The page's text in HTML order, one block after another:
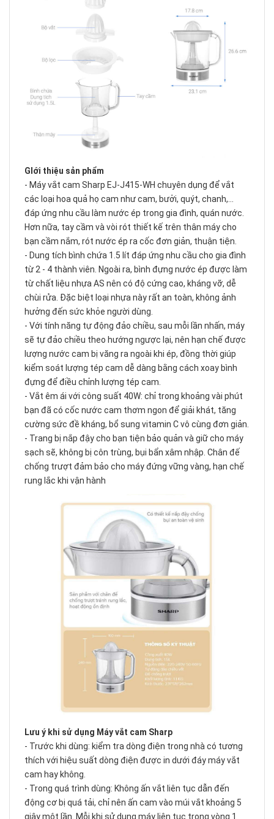
GIới thiệu sản phẩm
- Máy vắt cam Sharp EJ-J415-WH chuyên dụng để vắt
các loại hoa quả họ cam như cam, bưởi, quýt, chanh,...
đáp ứng nhu cầu làm nước ép trong gia đình, quán nước.
Hơn nữa, tay cầm và vòi rót thiết kế trên thân máy cho
bạn cầm nắm, rót nước ép ra cốc đơn giản, thuận tiện.
- Dung tích bình chứa 1.5 lít đáp ứng nhu cầu cho gia đình
từ 2 - 4 thành viên. Ngoài ra, bình đựng nước ép được làm
từ chất liệu nhựa AS nên có độ cứng cao, kháng vỡ, dễ
chùi rửa. Đặc biệt loại nhựa này rất an toàn, không ảnh
hưởng đến sức khỏe người dùng.
- Với tính năng tự động đảo chiều, sau mỗi lần nhấn, máy
sẽ tự đảo chiều theo hướng ngược lại, nên hạn chế được
lượng nước cam bị văng ra ngoài khi ép, đồng thời giúp
kiểm soát lượng tép cam dễ dàng bằng cách xoay bình
đựng để điều chỉnh lượng tép cam.
- Vắt êm ái với công suất 40W: chỉ trong khoảng vài phút
bạn đã có cốc nước cam thơm ngon để giải khát, tăng
cường sức đề kháng, bổ sung vitamin C vô cùng đơn giản.
- Trang bị nắp đậy cho bạn tiện bảo quản và giữ cho máy
sạch sẽ, không bị côn trùng, bụi bẩn xâm nhập. Chân đế
chống trượt đảm bảo cho máy đứng vững vàng, hạn chế
rung lắc khi vận hành
Lưu ý khi sử dụng Máy vắt cam Sharp
- Trước khi dùng: kiểm tra dòng điện trong nhà có tương
thích với hiệu suất dòng điện được in dưới đáy máy vắt
cam hay không.
- Trong quá trình dùng: Không ấn vắt liên tục dẫn đến
động cơ bị quá tải, chỉ nên ấn cam vào múi vắt khoảng 5
giây một lần. Mỗi khi sử dụng máy liên tục trong vòng 1